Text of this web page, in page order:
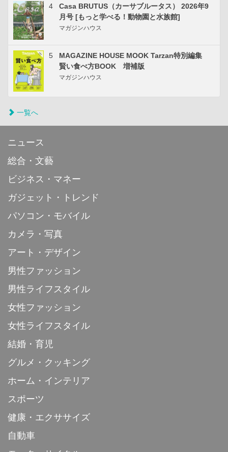
4
Casa BRUTUS（カーサブルータス） 2026年9
月号 [もっと学べる！動物園と水族館]
マガジンハウス
5
MAGAZINE HOUSE MOOK Tarzan特別編集
賢い食べ方BOOK 増補版
マガジンハウス
一覧へ
ニュース
総合・文藝
ビジネス・マネー
ガジェット・トレンド
パソコン・モバイル
カメラ・写真
アート・デザイン
男性ファッション
男性ライフスタイル
女性ファッション
女性ライフスタイル
結婚・育児
グルメ・クッキング
ホーム・インテリア
スポーツ
健康・エクササイズ
自動車